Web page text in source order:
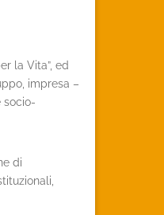
la Vita”, ed
impresa –
socio-
di